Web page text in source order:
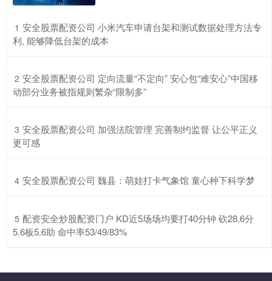
1 ​安全股票配资公司 小米汽车申请台架和测试数据处理方法专
利, 能够降低台架的成本
2 ​安全股票配资公司 定向流量“不定向” 安心包“难安心”中国移
动部分业务被指规则繁杂“限制多”
3 ​安全股票配资公司 加强法院管理 完善制约监督 让公平正义
更可感
4 ​安全股票配资公司 魏县：萌娃打卡气象馆 童心种下科学梦
5 ​配资安全炒股配资门户 KD近5场场均要打40分钟 砍28.6分
5.6板5.6助 命中率53/49/83%